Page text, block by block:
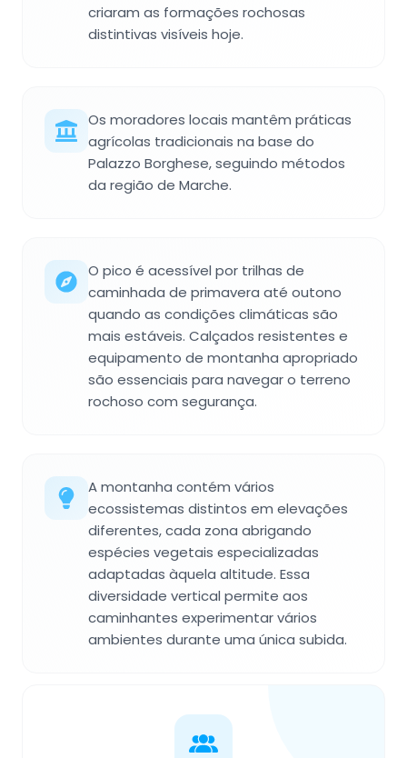
criaram as formações rochosas
distintivas visíveis hoje.
Os moradores locais mantêm práticas
agrícolas tradicionais na base do
Palazzo Borghese, seguindo métodos
da região de Marche.
O pico é acessível por trilhas de
caminhada de primavera até outono
quando as condições climáticas são
mais estáveis. Calçados resistentes e
equipamento de montanha apropriado
são essenciais para navegar o terreno
rochoso com segurança.
A montanha contém vários
ecossistemas distintos em elevações
diferentes, cada zona abrigando
espécies vegetais especializadas
adaptadas àquela altitude. Essa
diversidade vertical permite aos
caminhantes experimentar vários
ambientes durante uma única subida.